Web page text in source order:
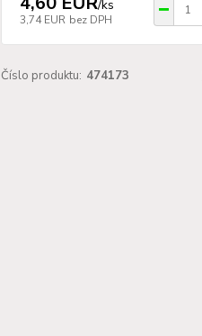
/ks
3,74 EUR bez DPH
Číslo produktu: 474173